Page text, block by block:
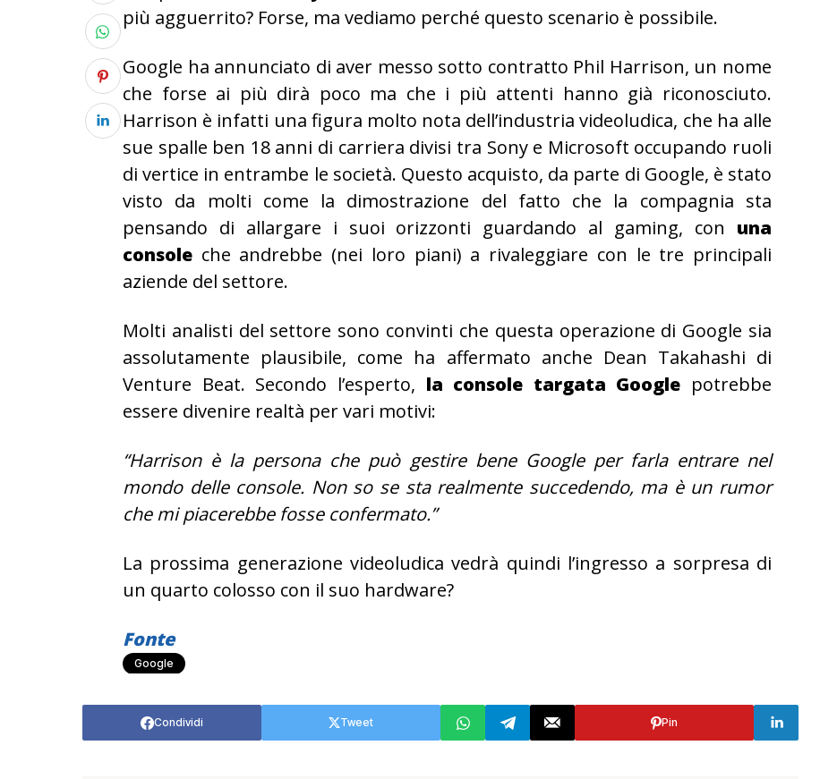
più agguerrito? Forse, ma vediamo perché questo scenario è possibile.
Google ha annunciato di aver messo sotto contratto Phil Harrison, un nome
che forse ai più dirà poco ma che i più attenti hanno già riconosciuto.
Harrison è infatti una figura molto nota dell’industria videoludica, che ha alle
sue spalle ben 18 anni di carriera divisi tra Sony e Microsoft occupando ruoli
di vertice in entrambe le società. Questo acquisto, da parte di Google, è stato
visto da molti come la dimostrazione del fatto che la compagnia sta
pensando di allargare i suoi orizzonti guardando al gaming, con una
console che andrebbe (nei loro piani) a rivaleggiare con le tre principali
aziende del settore.
Molti analisti del settore sono convinti che questa operazione di Google sia
assolutamente plausibile, come ha affermato anche Dean Takahashi di
Venture Beat. Secondo l’esperto, la console targata Google potrebbe
essere divenire realtà per vari motivi:
“Harrison è la persona che può gestire bene Google per farla entrare nel
mondo delle console. Non so se sta realmente succedendo, ma è un rumor
che mi piacerebbe fosse confermato.”
La prossima generazione videoludica vedrà quindi l’ingresso a sorpresa di
un quarto colosso con il suo hardware?
Fonte
Google
Condividi Tweet Pin